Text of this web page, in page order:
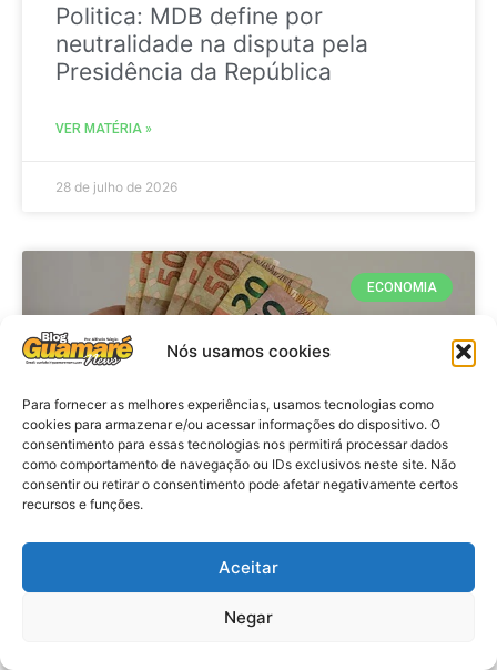
Nós usamos cookies
Para fornecer as melhores experiências, usamos tecnologias como
cookies para armazenar e/ou acessar informações do dispositivo. O
consentimento para essas tecnologias nos permitirá processar dados
como comportamento de navegação ou IDs exclusivos neste site. Não
consentir ou retirar o consentimento pode afetar negativamente certos
recursos e funções.
Aceitar
Negar
Politica: MDB define por
neutralidade na disputa pela
Presidência da República
VER MATÉRIA »
28 de julho de 2026
ECONOMIA
Economia: Beneficiários com NIS
de final 7 recebem Bolsa Família
de julho